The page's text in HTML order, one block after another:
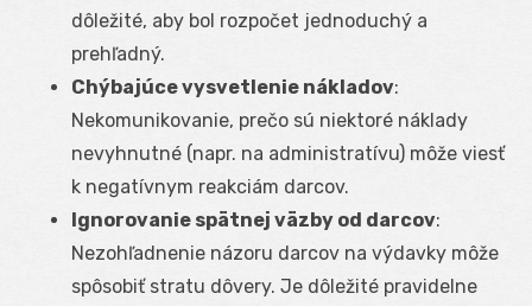
dôležité, aby bol rozpočet jednoduchý a
prehľadný.
Chýbajúce vysvetlenie nákladov:
Nekomunikovanie, prečo sú niektoré náklady
nevyhnutné (napr. na administratívu) môže viesť
k negatívnym reakciám darcov.
Ignorovanie spätnej väzby od darcov:
Nezohľadnenie názoru darcov na výdavky môže
spôsobiť stratu dôvery. Je dôležité pravidelne